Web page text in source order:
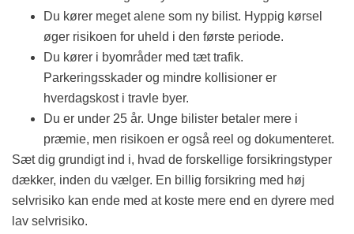
Du kører meget alene som ny bilist. Hyppig kørsel
øger risikoen for uheld i den første periode.
Du kører i byområder med tæt trafik.
Parkeringsskader og mindre kollisioner er
hverdagskost i travle byer.
Du er under 25 år. Unge bilister betaler mere i
præmie, men risikoen er også reel og dokumenteret.
Sæt dig grundigt ind i, hvad de forskellige forsikringstyper
dækker, inden du vælger. En billig forsikring med høj
selvrisiko kan ende med at koste mere end en dyrere med
lav selvrisiko.